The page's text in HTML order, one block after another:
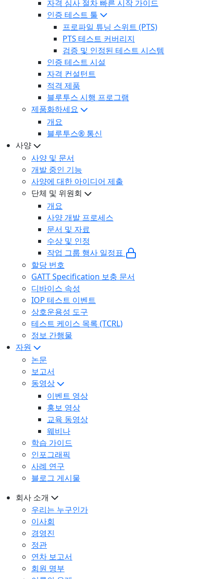
자격 심사 절차 빠른 시작 가이드
인증 테스트 툴
프로파일 튜닝 스위트 (PTS)
PTS 테스트 커버리지
검증 및 인정된 테스트 시스템
인증 테스트 시설
자격 컨설턴트
적격 제품
블루투스 시행 프로그램
제품화하세요
개요
블루투스® 통신
사양
사양 및 문서
개발 중인 기능
사양에 대한 아이디어 제출
단체 및 위원회
개요
사양 개발 프로세스
문서 및 자료
수상 및 인정
작업 그룹 행사 일정표
할당 번호
GATT Specification 보충 문서
디바이스 속성
IOP 테스트 이벤트
상호운용성 도구
테스트 케이스 목록 (TCRL)
정보 간행물
자원
논문
보고서
동영상
이벤트 영상
홍보 영상
교육 동영상
웨비나
학습 가이드
인포그래픽
사례 연구
블로그 게시물
회사 소개
우리는 누구인가
이사회
경영진
정관
연차 보고서
회원 명부